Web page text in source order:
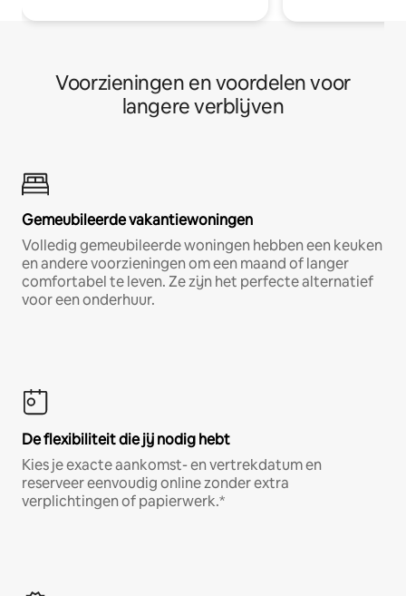
Voorzieningen en voordelen voor
langere verblijven
Gemeubileerde vakantiewoningen
Volledig gemeubileerde woningen hebben een keuken
en andere voorzieningen om een maand of langer
comfortabel te leven. Ze zijn het perfecte alternatief
voor een onderhuur.
De flexibiliteit die jij nodig hebt
Kies je exacte aankomst- en vertrekdatum en
reserveer eenvoudig online zonder extra
verplichtingen of papierwerk.*